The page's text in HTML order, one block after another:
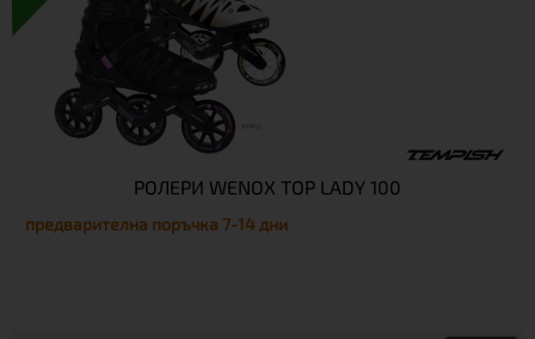
РОЛЕРИ WENOX TOP LADY 100
предварителна поръчка 7-14 дни